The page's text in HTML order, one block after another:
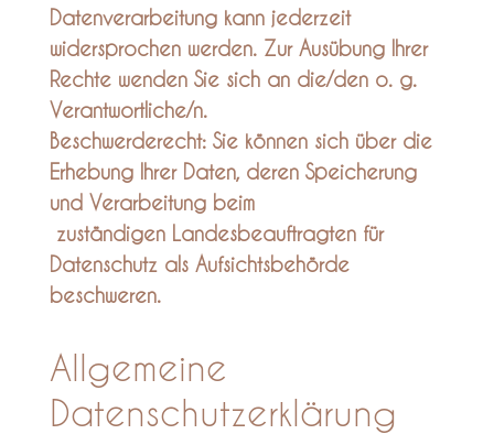
Datenverarbeitung kann jederzeit
widersprochen werden. Zur Ausübung Ihrer
Rechte wenden Sie sich an die/den o. g.
Verantwortliche/n.
Beschwerderecht: Sie können sich über die
Erhebung Ihrer Daten, deren Speicherung
und Verarbeitung beim
zuständigen Landesbeauftragten für
Datenschutz als Aufsichtsbehörde
beschweren.
Allgemeine
Datenschutzerklärung